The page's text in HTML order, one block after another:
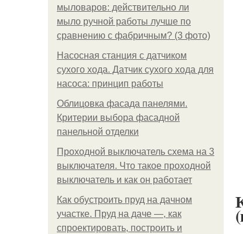
мыловаров: действительно ли
мыло ручной работы лучше по
сравнению с фабричным? (3 фото)
Насосная станция с датчиком
сухого хода. Датчик сухого хода для
насоса: принцип работы
Облицовка фасада панелями.
Критерии выбора фасадной
панельной отделки
Проходной выключатель схема на 3
выключателя. Что такое проходной
выключатель и как он работает
Как обустроить пруд на дачном
участке. Пруд на даче —, как
спроектировать, построить и